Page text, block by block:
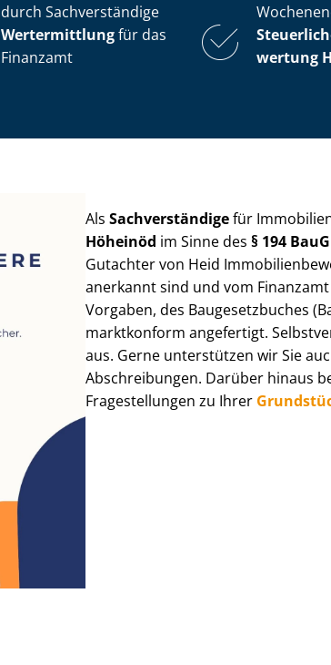
durch Sachverständige
Wertermittlungfür das
Finanzamt
wer­tung
AlsSachverständigefür
Höheinöd im Sinne des§ 194
Gutachter von Heid
anerkannt sind und vom
Vorgaben, des Baugesetzbuches
marktkonform angefertigt.
aus. Gerne unterstützen wir Sie
Abschreibungen. Darüber hinaus
Fragestellungen zu Ihrer